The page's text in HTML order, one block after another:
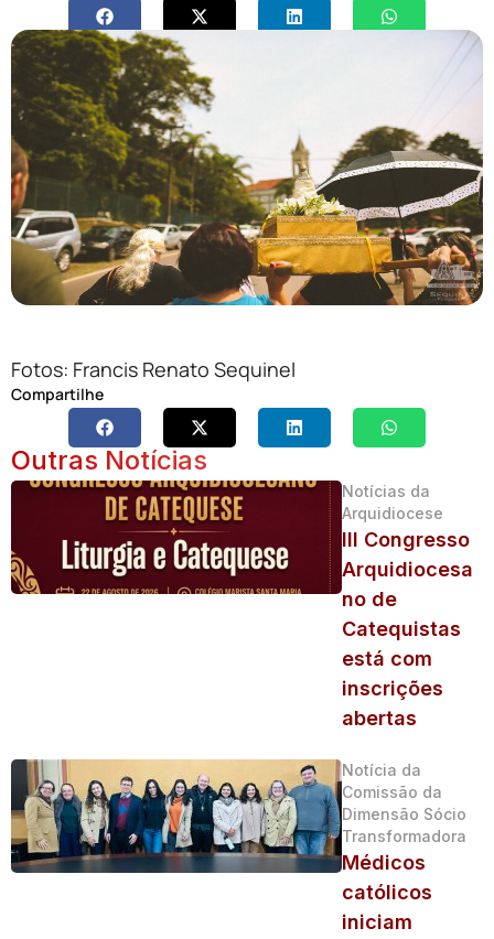
Fotos: Francis Renato Sequinel
Compartilhe
Outras Notícias
Notícias da
Arquidiocese
III Congresso
Arquidiocesa
no de
Catequistas
está com
inscrições
abertas
Notícia da
Comissão da
Dimensão Sócio
Transformadora
Médicos
católicos
iniciam